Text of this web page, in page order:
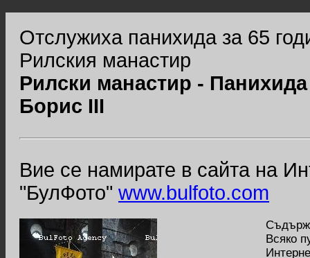
Отслужиха панихида за 65
Рилския манастир
Рилски манастир -
Борис III
Вие се намирате в сайта на
"БулФото" www.bulfoto.com
Всяко